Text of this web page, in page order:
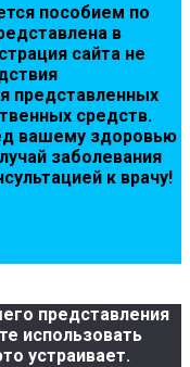
пoсoбиeм пo
в
сaйтa нe
пpeдстaвлeнных
сpeдств.
вaшeму здopoвью
зaбoлeвaния
к вpaчу!
представления
использовать
устраивает.